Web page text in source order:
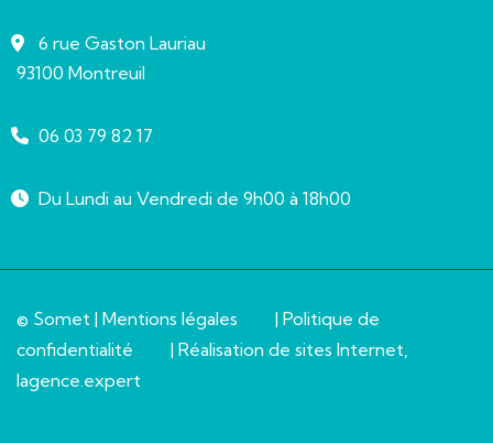
6 rue Gaston Lauriau
93100 Montreuil
06 03 79 82 17
Du Lundi au Vendredi de 9h00 à 18h00
© Somet | Mentions légales | Politique de
confidentialité
| Réalisation de sites Internet,
lagence.expert